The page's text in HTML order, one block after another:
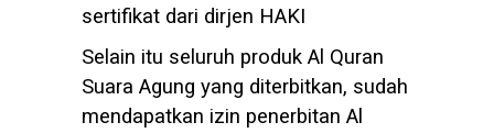
sertifikat dari dirjen HAKI
Selain itu seluruh produk Al Quran
Suara Agung yang diterbitkan, sudah
mendapatkan izin penerbitan Al